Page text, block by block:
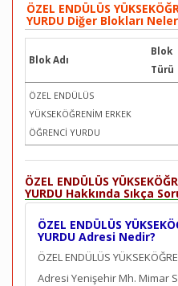
ÖZEL ENDÜLÜS
YURDU Diğer Blokları
Blok Adı
Blok
Türü
ÖZEL ENDÜLÜS
YÜKSEKÖĞRENİM ERKEK
ÖĞRENCİ YURDU
ÖZEL ENDÜLÜS
YURDU Hakkında Sıkça
ÖZEL ENDÜLÜS
YURDU Adresi Nedir?
ÖZEL ENDÜLÜS
Adresi Yenişehir Mh. Mimar